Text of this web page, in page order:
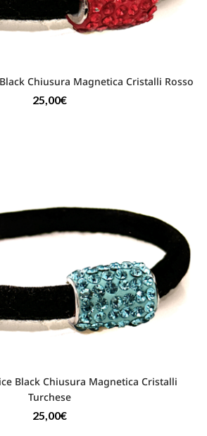
Chiusura Magnetica Cristalli Rosso
25,00€
Black Chiusura Magnetica Cristalli
Turchese
25,00€